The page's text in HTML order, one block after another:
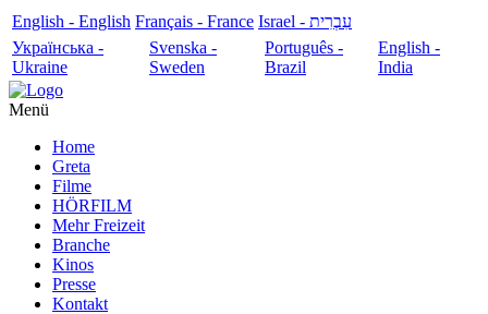
English - English Français - France
עִבְרִית - Israel
Українська -
Ukraine
Svenska -
Sweden
Português -
Brazil
English -
India
Menü
Home
Greta
Filme
HÖRFILM
Mehr Freizeit
Branche
Kinos
Presse
Kontakt